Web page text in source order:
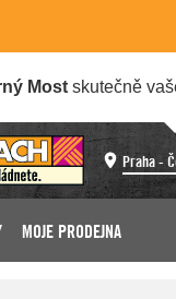
Most skutečně
Praha -
MOJE PRODEJNA